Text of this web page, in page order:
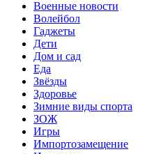
Военные новости
Волейбол
Гаджеты
Дети
Дом и сад
Еда
Звёзды
Здоровье
Зимние виды спорта
ЗОЖ
Игры
Импортозамещение